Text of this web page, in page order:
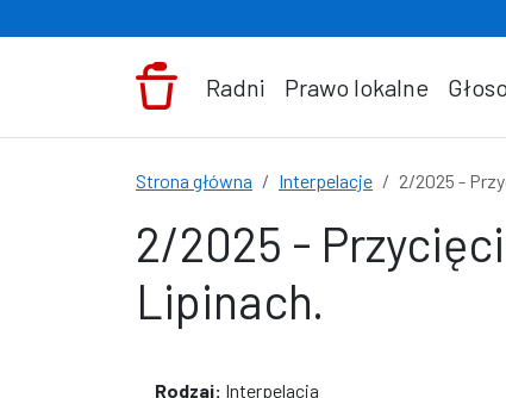
Radni Prawo lokalne
Strona główna Interpelacje 2/2025 -
2/2025 -
Lipinach.
Rodzaj: Interpelacja